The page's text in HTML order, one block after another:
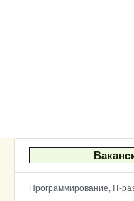
Программирование, IT-